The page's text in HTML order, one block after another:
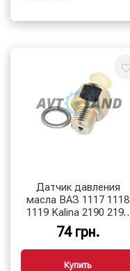
Датчик давления
масла ВАЗ 1117 1118
1119 Kalina 2190 2191
2192 Granta
ММ120Д-01 6022.3829-
01, Truckm
74 грн.
Купить